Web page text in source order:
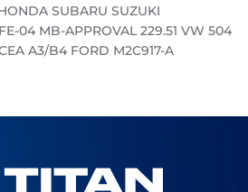
SUBARU SUZUKI
04 MB-APPROVAL 229.51 VW 504
A3/B4 FORD M2C917-A